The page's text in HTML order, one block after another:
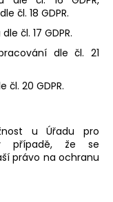
čl. 18 GDPR.
čl. 17 GDPR.
dle čl. 21
20 GDPR.
u Úřadu pro
případě, že se
právo na ochranu